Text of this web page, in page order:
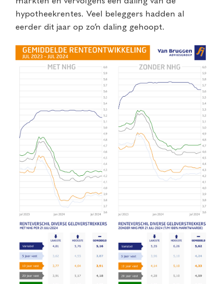
hypotheekrentes. Veel beleggers hadden al
eerder dit jaar op zo’n daling gehoopt.